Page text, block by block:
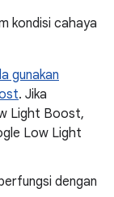
kondisi cahaya
gunakan
. Jika
Light Boost,
Low Light
dengan